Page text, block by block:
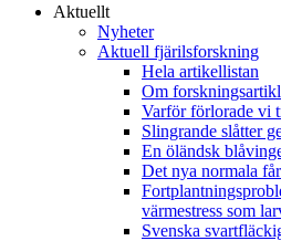
Aktuellt
Nyheter
Aktuell fjärilsforskning
Hela artikellistan
Om
Varför förlorade vi
Slingrande slåtter
En öländsk
Det nya normala
värmestress som
Svenska